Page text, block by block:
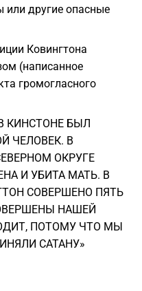
или другие опасные
Ковингтона
(написанное
громогласного
КИНСТОНЕ БЫЛ
ЧЕЛОВЕК. В
ОКРУГЕ
И УБИТА МАТЬ. В
СОВЕРШЕНО ПЯТЬ
НАШЕЙ
ПОТОМУ ЧТО МЫ
САТАНУ»